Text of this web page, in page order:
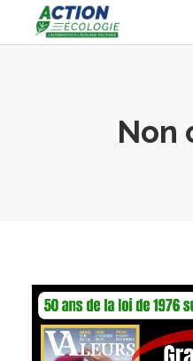
Non